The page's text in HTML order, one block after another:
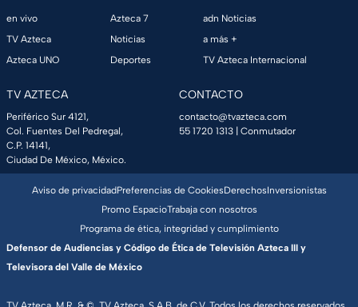
en vivo
TV Azteca
Azteca UNO
Azteca 7
Noticias
Deportes
adn Noticias
a más +
TV Azteca Internacional
TV AZTECA
Periférico Sur 4121,
Col. Fuentes Del Pedregal,
C.P. 14141,
Ciudad De México, México.
CONTACTO
contacto@tvazteca.com
55 1720 1313 | Conmutador
Aviso de privacidadPreferencias de CookiesDerechosInversionistas
Promo EspacioTrabaja con nosotros
Programa de ética, integridad y cumplimiento
Defensor de Audiencias y Código de Ética de Televisión Azteca III y
Televisora del Valle de México